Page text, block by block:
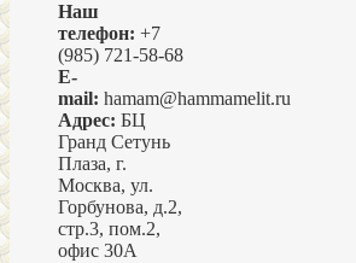
Наш
телефон: +7
(985) 721-58-68
E-
mail: hamam@hammamelit.ru
Адрес: БЦ
Гранд Сетунь
Плаза, г.
Москва, ул.
Горбунова, д.2,
стр.3, пом.2,
офис 30А